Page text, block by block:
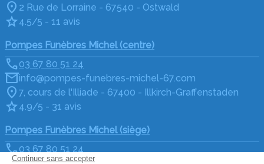
2 Rue de Lorraine - 67540 - Ostwald
4.5/5 - 11 avis
Pompes Funèbres Michel (centre)
03 67 80 51 24
info@pompes-funebres-michel-67.com
7, cours de l'Illiade - 67400 - Illkirch-Graffenstaden
4.9/5 - 31 avis
Pompes Funèbres Michel (siège)
03 67 80 51 24